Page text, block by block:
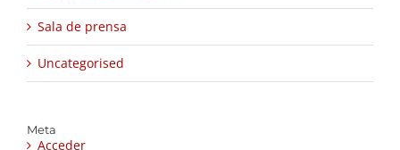
Sala de prensa
Uncategorised
Meta
Acceder